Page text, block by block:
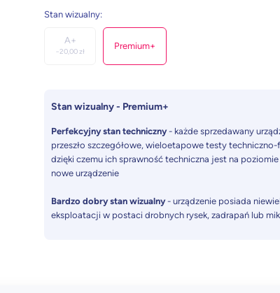
Stan wizualny:
A+
20,00zł
Premium+
Stan wizualny - Premium+
Perfekcyjny stan techniczny- każde sprzedawany
przeszło szczegółowe, wieloetapowe testy
dzięki czemu ich sprawność techniczna jest na poziomie
nowe urządzenie
Bardzo dobry stan wizualny- urządzenie posiada
eksploatacji w postaci drobnych rysek, zadrapań lub